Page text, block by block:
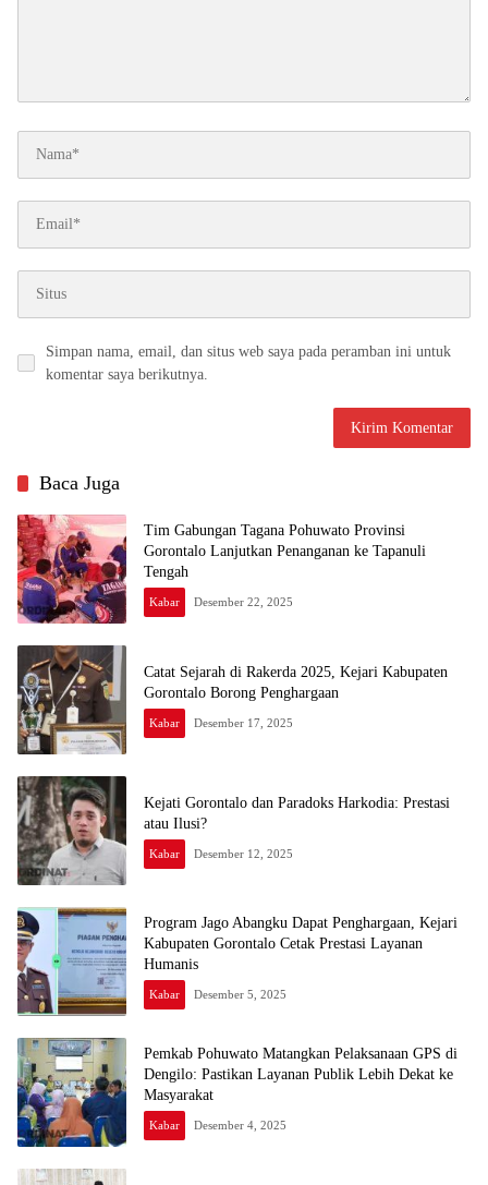
Simpan nama, email, dan situs web saya pada peramban ini untuk
komentar saya berikutnya.
Baca Juga
Tim Gabungan Tagana Pohuwato Provinsi
Gorontalo Lanjutkan Penanganan ke Tapanuli
Tengah
Kabar Desember 22, 2025
Catat Sejarah di Rakerda 2025, Kejari Kabupaten
Gorontalo Borong Penghargaan
Kabar Desember 17, 2025
Kejati Gorontalo dan Paradoks Harkodia: Prestasi
atau Ilusi?
Kabar Desember 12, 2025
Program Jago Abangku Dapat Penghargaan, Kejari
Kabupaten Gorontalo Cetak Prestasi Layanan
Humanis
Kabar Desember 5, 2025
Pemkab Pohuwato Matangkan Pelaksanaan GPS di
Dengilo: Pastikan Layanan Publik Lebih Dekat ke
Masyarakat
Kabar Desember 4, 2025